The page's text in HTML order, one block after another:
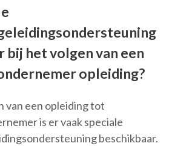
bij het volgen van een
opleiding?
van een opleiding tot
is er vaak speciale
beschikbaar.